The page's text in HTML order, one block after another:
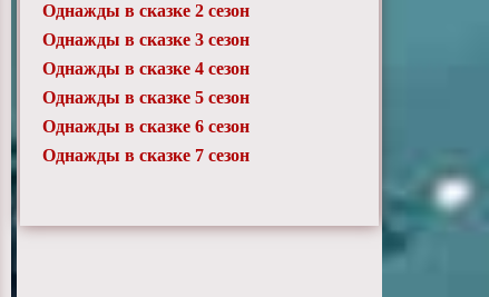
Однажды в сказке 2 сезон
Однажды в сказке 3 сезон
Однажды в сказке 4 сезон
Однажды в сказке 5 сезон
Однажды в сказке 6 сезон
Однажды в сказке 7 сезон